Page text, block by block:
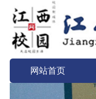
网站首页